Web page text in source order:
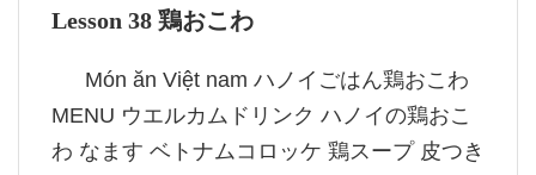
Lesson 38 鶏おこわ
Món ăn Việt nam ハノイごはん鶏おこわ
MENU ウエルカムドリンク ハノイの鶏おこ
わ なます ベトナムコロッケ 鶏スープ 皮つき